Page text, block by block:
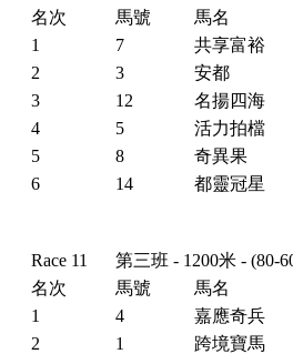
名次
馬號
馬名
1
7
共享富裕
2
3
安都
3
12
名揚四海
4
5
活力拍檔
5
8
奇異果
6
14 都靈冠星
Race 11
第三班 - 1200米 -
名次
馬號
馬名
1
4
嘉應奇兵
2
1
跨境寶馬